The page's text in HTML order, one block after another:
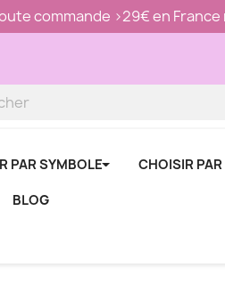
commande >29€ en
PAR SYMBOLE CHOISIR
BLOG